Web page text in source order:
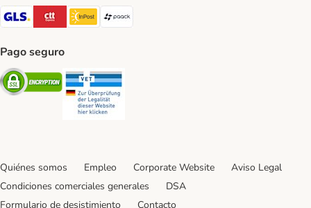
GLS Shipping Method
CTTExpress Shipping Method
InPost Shipping Method
paack Shipping Method
Pago seguro
Security
Quiénes somos Empleo Corporate Website
Aviso Legal
Condiciones comerciales generales
DSA
Formulario de desistimiento
Contacto